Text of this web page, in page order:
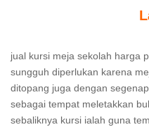
jual kursi meja sekolah harga
sungguh diperlukan karena
ditopang juga dengan
sebagai tempat meletakkan
sebaliknya kursi ialah guna